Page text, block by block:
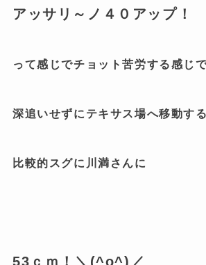
アッサリ～ノ４０アップ！
って感じでチョット苦労する感じ
深追いせずにテキサス場へ移動す
比較的スグに川満さんに
53ｃｍ！＼(^o^)／